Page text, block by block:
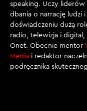
speaking. Uczy
dbania o narrację ludzi
doświadczeniu dużą
radio, telewizja i digital,
Onet. Obecnie mentor
Media i redaktor
podręcznika